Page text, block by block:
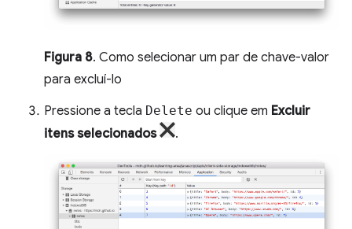
Figura 8. Como selecionar um par de chave-valor
para excluí-lo
Pressione a tecla Delete ou clique em Excluir
itens selecionados
.